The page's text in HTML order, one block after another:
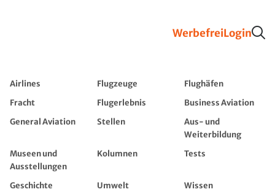
WerbefreiLogin
Airlines Flugzeuge
Flughäfen
Fracht
Flugerlebnis
Business Aviation
General Aviation
Stellen
Aus- und
Weiterbildung
Museen und
Ausstellungen
Kolumnen Tests
Geschichte Umwelt
Wissen